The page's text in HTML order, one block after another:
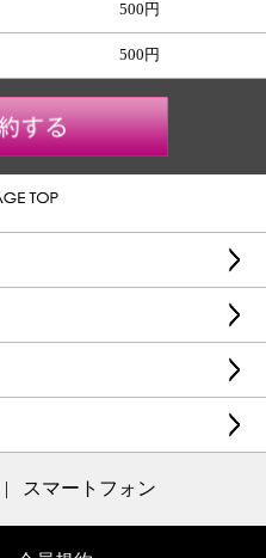
500円
500円
| スマートフォン